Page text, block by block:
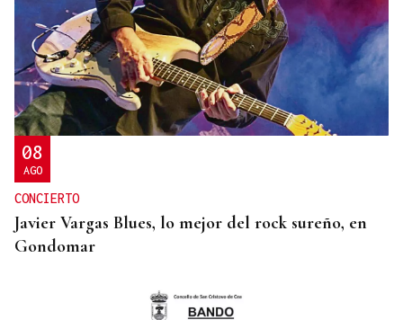
INVESTIGACIÓN
Una nueva tecnología utiliza la IA para optimizar
cultivos
08
AGO
CONCIERTO
Javier Vargas Blues, lo mejor del rock sureño, en
Gondomar